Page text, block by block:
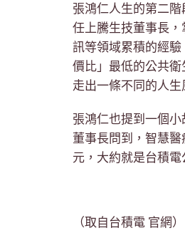
張鴻仁人生的第二
任上騰生技董事長
訊等領域累積的經
價比」最低的公共
走出一條不同的人生
張鴻仁也提到一個
董事長問到，智慧
元，大約就是台積電
（取自台積電 官網）